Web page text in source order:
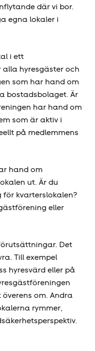
där vi bor.
egna lokaler i
i ett
hyresgäster och
som har hand om
bostadsbolaget. Är
har hand om
som är aktiv i
på medlemmens
hand om
ut. Är du
för kvarterslokalen?
eller
Det
Till exempel
hyresvärd eller på
om. Andra
rymmer,